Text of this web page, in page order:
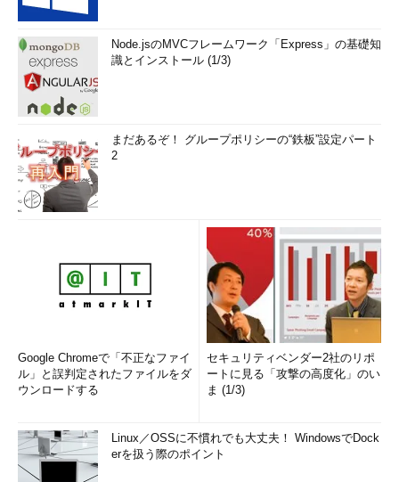
Node.jsのMVCフレームワーク「Express」の基礎知
識とインストール (1/3)
まだあるぞ！ グループポリシーの“鉄板”設定パート
2
Google Chromeで「不正なファイ
ル」と誤判定されたファイルをダ
ウンロードする
セキュリティベンダー2社のリポ
ートに見る「攻撃の高度化」のい
ま (1/3)
Linux／OSSに不慣れでも大丈夫！ WindowsでDock
erを扱う際のポイント